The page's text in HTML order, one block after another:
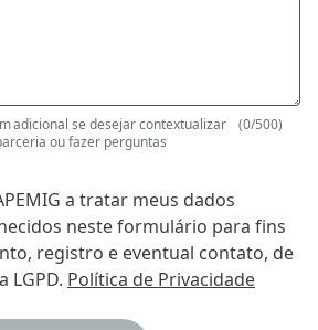
adicional se desejar contextualizar
ou fazer perguntas
(0/500)
a tratar meus dados
neste formulário para fins
registro e eventual contato, de
LGPD. Política de Privacidade